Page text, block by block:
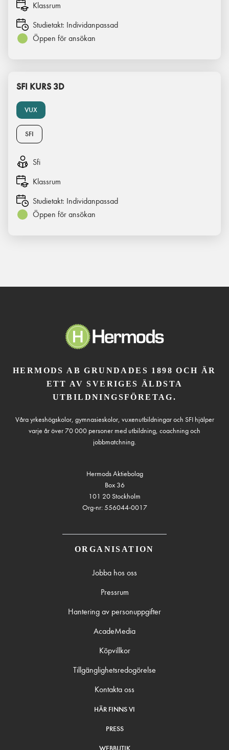
Klassrum
Studietakt: Individanpassad
Öppen för ansökan
VUX
SFI KURS 3D
SFI
Sfi
Klassrum
Studietakt: Individanpassad
Öppen för ansökan
HERMODS AB GRUNDADES 1898 OCH ÄR
ETT AV SVERIGES ÄLDSTA
UTBILDNINGSFÖRETAG.
Våra yrkeshögskolor, gymnasieskolor, vuxenutbildningar och SFI hjälper
varje år över 70 000 personer med utbildning, coachning och
jobbmatchning.
Hermods Aktiebolag
Box 36
101 20 Stockholm
Org-nr: 556044-0017
ORGANISATION
Jobba hos oss
Pressrum
Hantering av personuppgifter
AcadeMedia
Köpvillkor
Tillgänglighetsredogörelse
Kontakta oss
HÄR FINNS VI
PRESS
WEBBUTIK